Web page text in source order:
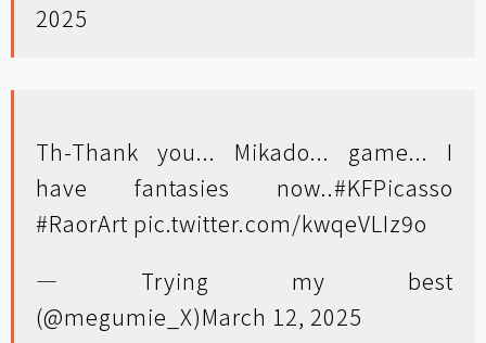
2025
Th-Thank you... Mikado... game... I
have fantasies now..#KFPicasso
#RaorArt pic.twitter.com/kwqeVLIz9o
— Trying my best
(@megumie_X)March 12, 2025